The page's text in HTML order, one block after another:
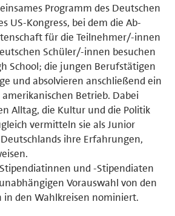
Programm des Deutschen
US-Kongress, bei dem die Ab-
für die Teilnehmer/-innen
Schüler/-innen besuchen
School; die jungen Berufstätigen
und absolvieren anschließend ein
Betrieb. Dabei
Alltag, die Kultur und die Politik
vermitteln sie als Junior
ihre Erfahrungen,
und -Stipendiaten
Vorauswahl von den
in den Wahlkreisen nominiert.